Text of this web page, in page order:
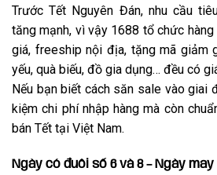
Trước Tết Nguyên Đán, nhu cầu
tăng mạnh, vì vậy 1688 tổ chức
giá, freeship nội địa, tặng mã giảm
yếu, quà biếu, đồ gia dụng… đều có
Nếu bạn biết cách săn sale vào giai
kiệm chi phí nhập hàng mà còn
bán Tết tại Việt Nam.
Ngày có đuôi số 6 và 8 – Ngày may